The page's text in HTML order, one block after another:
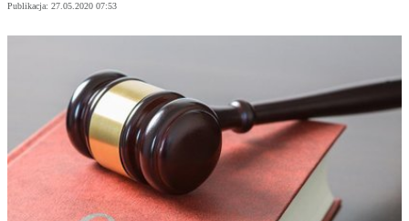
Publikacja: 27.05.2020 07:53